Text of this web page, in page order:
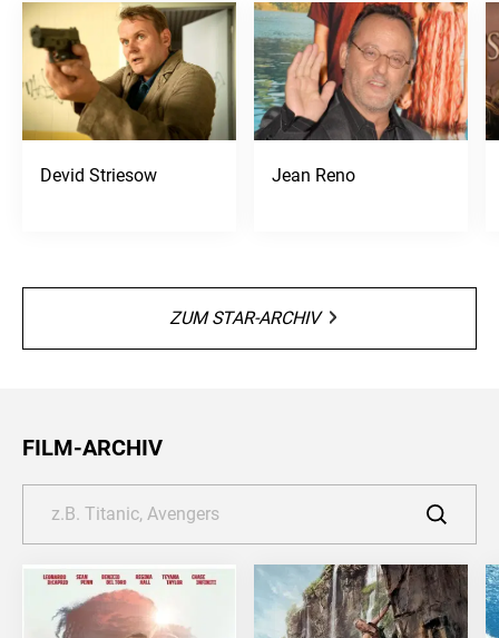
Devid Striesow Jean Reno
ZUM STAR-ARCHIV
FILM-ARCHIV